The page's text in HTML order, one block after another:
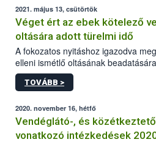
2021. május 13, csütörtök
Véget ért az ebek kötelező
oltására adott türelmi idő
A fokozatos nyitáshoz igazodva
elleni ismétlő oltásának
elrendelt türelmi idő. A hatóság kéri
hogy lehetőség szerint mielőbb
TOVÁBB >
2020. november 16, hétfő
Vendéglátó-, és
vonatkozó intézkedések